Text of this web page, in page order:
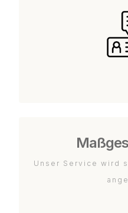
Unser Service wird